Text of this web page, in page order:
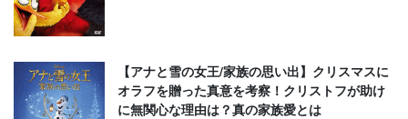
【アナと雪の女王/家族の思い出】クリスマスに
オラフを贈った真意を考察！クリストフが助け
に無関心な理由は？真の家族愛とは